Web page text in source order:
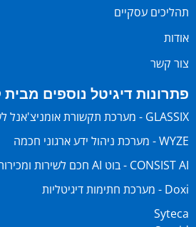
תהליכים עסקיים
אודות
צור קשר
פתרונות דיגיטל נוספים
GLASSIX - מערכת תקשורת אומניצ'אנל לשירות ומכירות
WYZE - מערכת ניהול ידע ארגוני חכמה
CONSIST AI - בוט AI חכם לשירות ומכירות
Doxi - מערכת חתימות דיגיטליות
Syteca